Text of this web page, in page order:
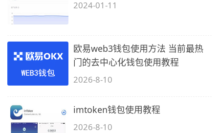
2024-01-11
欧易web3钱包使用方法 当前最热
门的去中心化钱包使用教程
2026-8-10
imtoken钱包使用教程
2026-8-10